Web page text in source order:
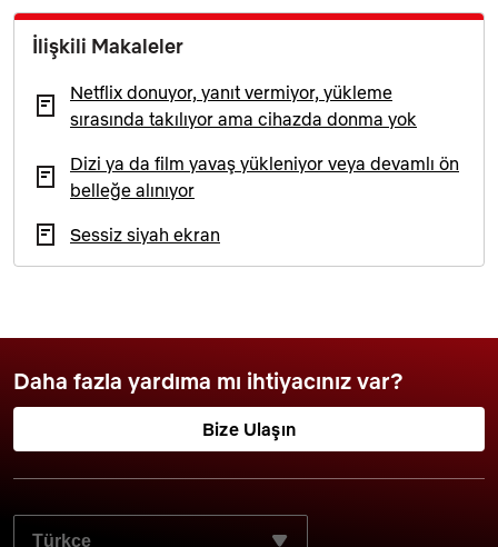
İlişkili Makaleler
Netflix donuyor, yanıt vermiyor, yükleme
sırasında takılıyor ama cihazda donma yok
Dizi ya da film yavaş yükleniyor veya devamlı ön
belleğe alınıyor
Sessiz siyah ekran
Daha fazla yardıma mı ihtiyacınız var?
Bize Ulaşın
TERCIH ETTIĞINIZ DILI SEÇIN: